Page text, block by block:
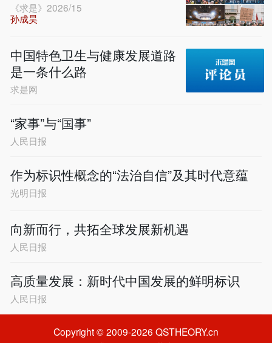
《求是》2026/15
孙成昊
中国特色卫生与健康发展道路
是一条什么路
求是网
“家事”与“国事”
人民日报
作为标识性概念的“法治自信”及其时代意蕴
光明日报
向新而行，共拓全球发展新机遇
人民日报
高质量发展：新时代中国发展的鲜明标识
人民日报
Copyright © 2009-2026 QSTHEORY.cn